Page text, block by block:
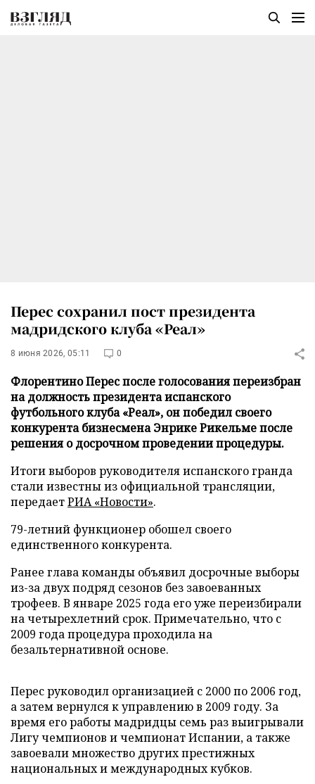
Перес сохранил пост президента
мадридского клуба «Реал»
8 июня 2026, 05:11 0
Флорентино Перес после голосования переизбран
на должность президента испанского
футбольного клуба «Реал», он победил своего
конкурента бизнесмена Энрике Рикельме после
решения о досрочном проведении процедуры.
Итоги выборов руководителя испанского гранда
стали известны из официальной трансляции,
передаетРИА «Новости».
79-летний функционер обошел своего
единственного конкурента.
Ранее глава команды объявил досрочные выборы
из-за двух подряд сезонов без завоеванных
трофеев. В январе 2025 года его уже переизбирали
на четырехлетний срок. Примечательно, что с
2009 года процедура проходила на
безальтернативной основе.
Перес руководил организацией с 2000 по 2006 год,
а затем вернулся к управлению в 2009 году. За
время его работы мадридцы семь раз выигрывали
Лигу чемпионов и чемпионат Испании, а также
завоевали множество других престижных
национальных и международных кубков.